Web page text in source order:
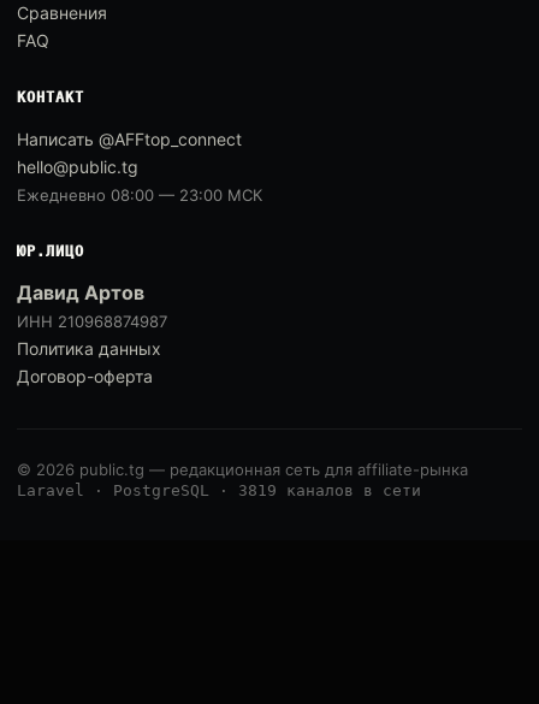
Сравнения
FAQ
КОНТАКТ
Написать @AFFtop_connect
hello@public.tg
Ежедневно 08:00 — 23:00 МСК
ЮР.ЛИЦО
Давид Артов
ИНН 210968874987
Политика данных
Договор-оферта
© 2026 public.tg — редакционная сеть для affiliate-рынка
Laravel · PostgreSQL · 3819 каналов в сети